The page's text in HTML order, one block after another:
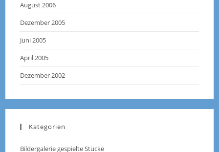
August 2006
Dezember 2005
Juni 2005
April 2005
Dezember 2002
Kategorien
Bildergalerie gespielte Stücke